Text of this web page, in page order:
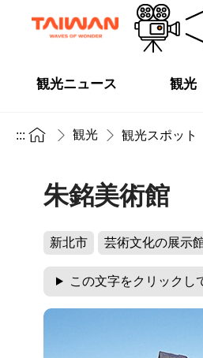
観光ニュース 観光
::: 観光 観光スポット
朱銘美術館
新北市 芸術文化の展示
この文字をクリックし